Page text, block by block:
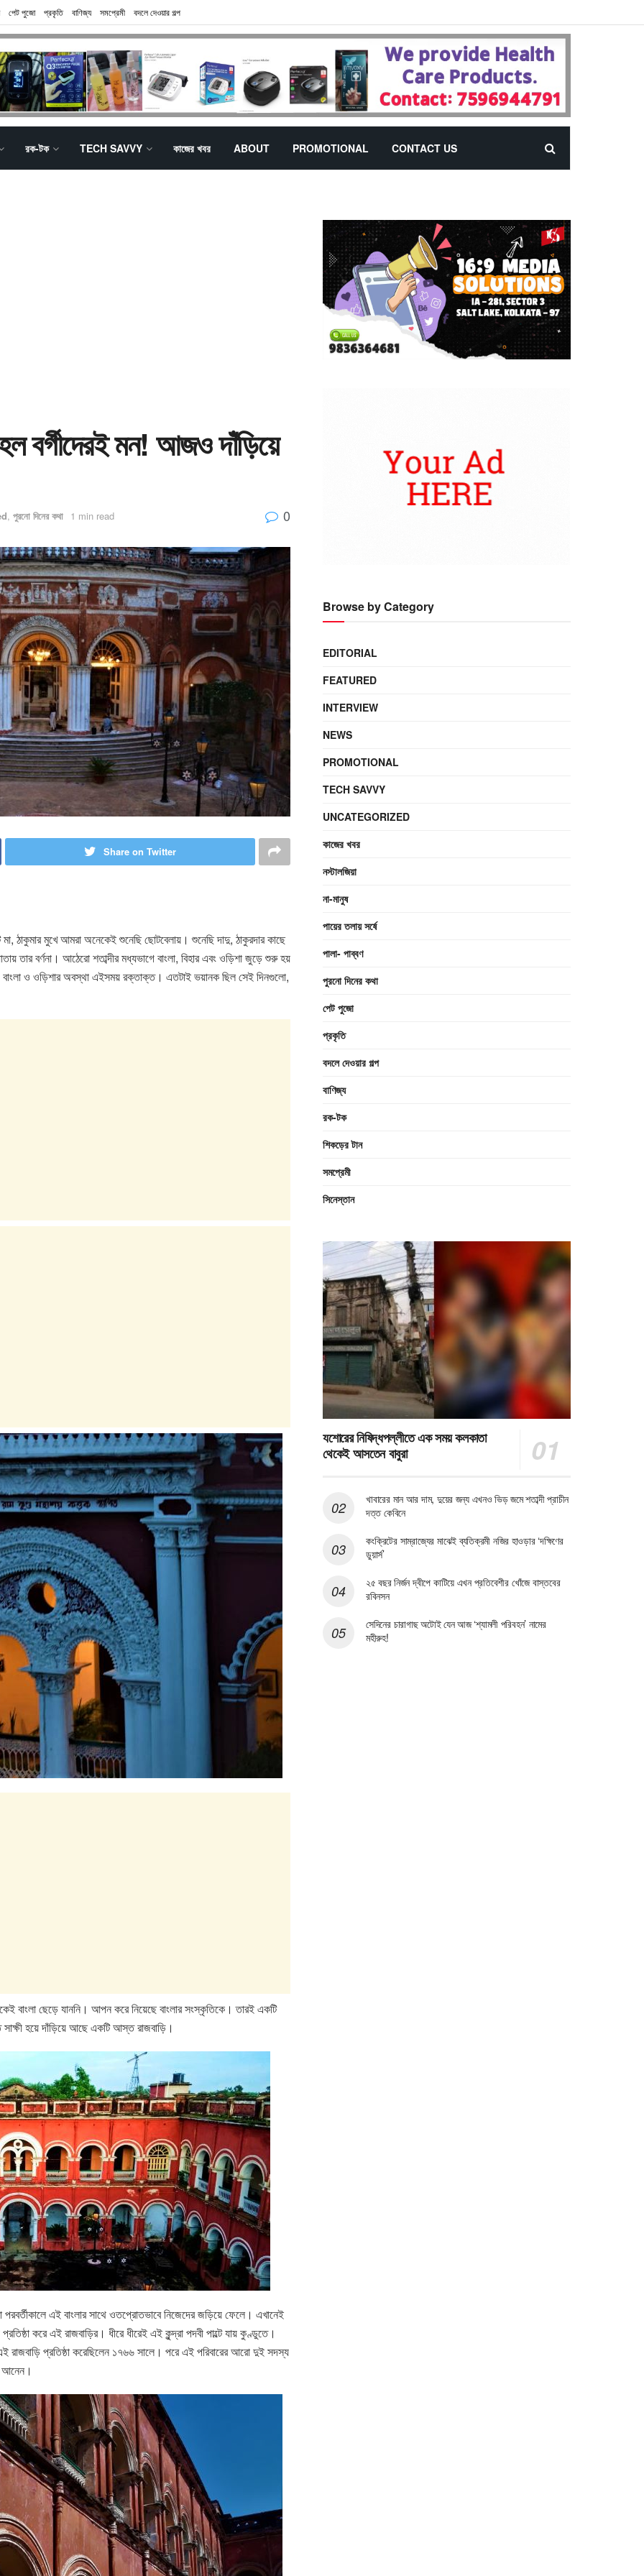
পেট পুজো প্রকৃতি বাণিজ্য সমপ্রেমী বদলে দেওয়ার গল্প
রক-টক TECH SAVVY কাজের খবর ABOUT PROMOTIONAL CONTACT US
বর্গীদেরই মন! আজও দাঁড়িয়ে
, পুরনো দিনের কথা 1 min read 0
Share on Twitter
ঠাকুমার মুখে আমরা অনেকেই শুনেছি ছোটবেলায়। শুনেছি দাদু, ঠাকুরদার কাছে
তার বর্ণনা। আঠেরো শতাব্দীর মধ্যভাগে বাংলা, বিহার এবং ওড়িশা জুড়ে শুরু হয়
ও ওড়িশার অবস্থা এইসময় রক্তাক্ত। এতটাই ভয়ানক ছিল সেই দিনগুলো,
ছেড়ে যাননি। আপন করে নিয়েছে বাংলার সংস্কৃতিকে। তারই একটি
হয়ে দাঁড়িয়ে আছে একটি আস্ত রাজবাড়ি।
পরবর্তীকালে এই বাংলার সাথে ওতপ্রোতভাবে নিজেদের জড়িয়ে ফেলে। এখানেই
করে এই রাজবাড়ির। ধীরে ধীরেই এই কুন্দ্রা পদবী পাল্টে যায় কুণ্ডুতে।
প্রতিষ্ঠা করেছিলেন ১৭৬৬ সালে। পরে এই পরিবারের আরো দুই সদস্য
আনেন।
Browse by Category
EDITORIAL
FEATURED
INTERVIEW
NEWS
PROMOTIONAL
TECH SAVVY
UNCATEGORIZED
কাজের খবর
নস্টালজিয়া
না-মানুষ
পায়ের তলায় সর্ষে
পালা- পাব্বণ
পুরনো দিনের কথা
পেট পুজো
প্রকৃতি
বদলে দেওয়ার গল্প
বাণিজ্য
রক-টক
শিকড়ের টান
সমপ্রেমী
সিনেস্তান
যশোরের নিষিদ্ধপল্লীতে এক সময় কলকাতা
থেকেই আসতেন বাবুরা
খাবারের মান আর দাম, দুয়ের জন্য এখনও ভিড় জমে শতাব্দী প্রাচীন
দত্ত কেবিনে
কংক্রিটের সাম্রাজ্যের মাঝেই ব্যতিক্রমী নজির হাওড়ার ‘দক্ষিণের
ডুয়ার্স’
২৫ বছর নির্জন দ্বীপে কাটিয়ে এখন প্রতিবেশীর খোঁজে বাস্তবের
রবিনসন
সেদিনের চারাগাছ অটোই যেন আজ ‘শ্যামলী পরিবহন’ নামের
মহীরুহ!